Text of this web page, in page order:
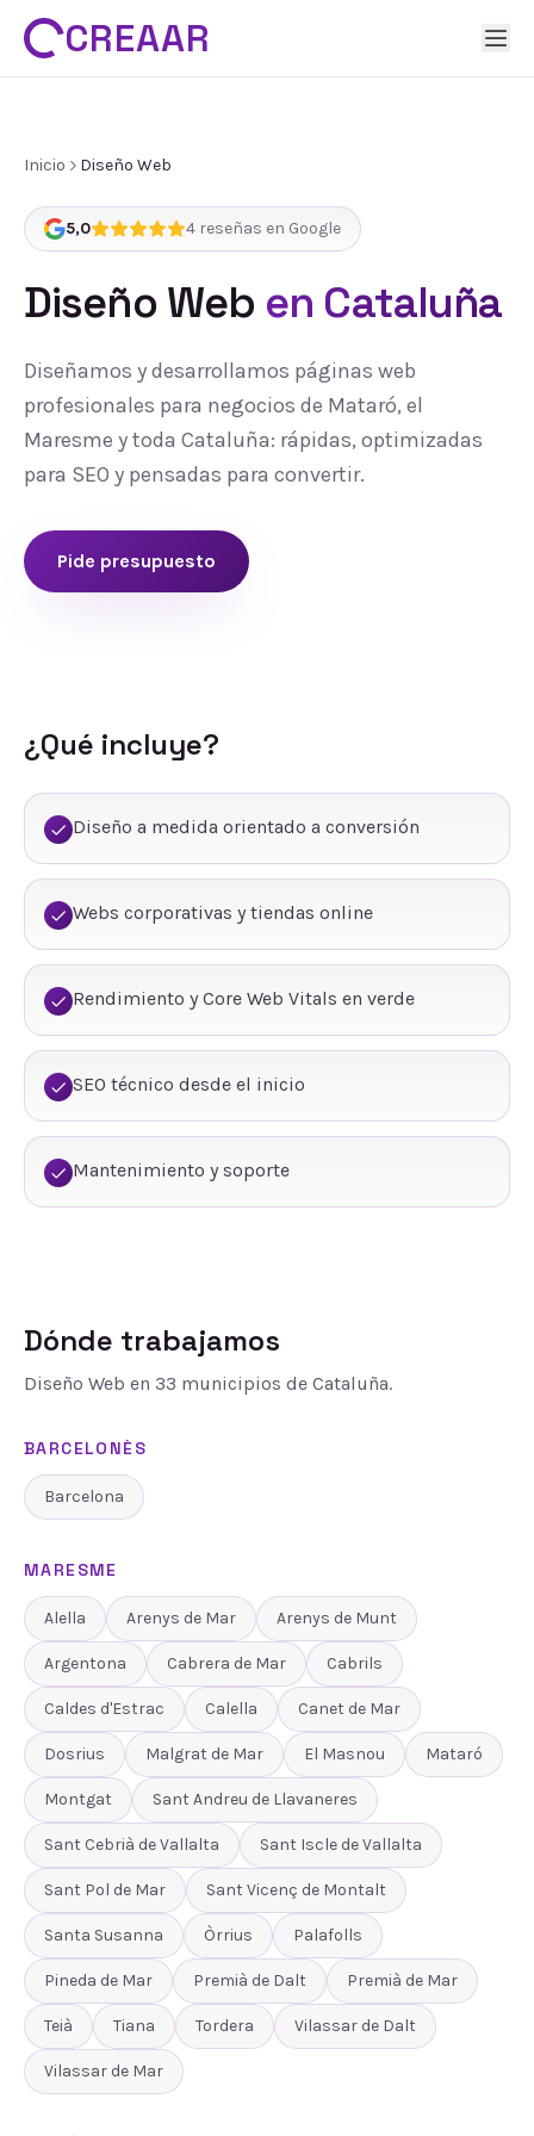
CREAAR
Inicio Diseño Web
5,0 4 reseñas en Google
Diseño Web en Cataluña
Diseñamos y desarrollamos páginas web
profesionales para negocios de Mataró, el
Maresme y toda Cataluña: rápidas, optimizadas
para SEO y pensadas para convertir.
Pide presupuesto
¿Qué incluye?
Diseño a medida orientado a conversión
Webs corporativas y tiendas online
Rendimiento y Core Web Vitals en verde
SEO técnico desde el inicio
Mantenimiento y soporte
Dónde trabajamos
Diseño Web en 33 municipios de Cataluña.
BARCELONÈS
Barcelona
MARESME
Alella Arenys de Mar Arenys de Munt
Argentona Cabrera de Mar Cabrils
Caldes d'Estrac Calella Canet de Mar
Dosrius Malgrat de Mar El Masnou Mataró
Montgat Sant Andreu de Llavaneres
Sant Cebrià de Vallalta Sant Iscle de Vallalta
Sant Pol de Mar Sant Vicenç de Montalt
Santa Susanna Òrrius Palafolls
Pineda de Mar Premià de Dalt Premià de Mar
Teià Tiana Tordera Vilassar de Dalt
Vilassar de Mar